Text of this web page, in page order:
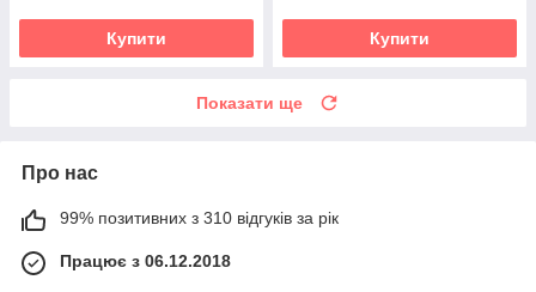
Купити Купити
Показати ще
Про нас
99% позитивних з 310 відгуків за рік
Працює з 06.12.2018